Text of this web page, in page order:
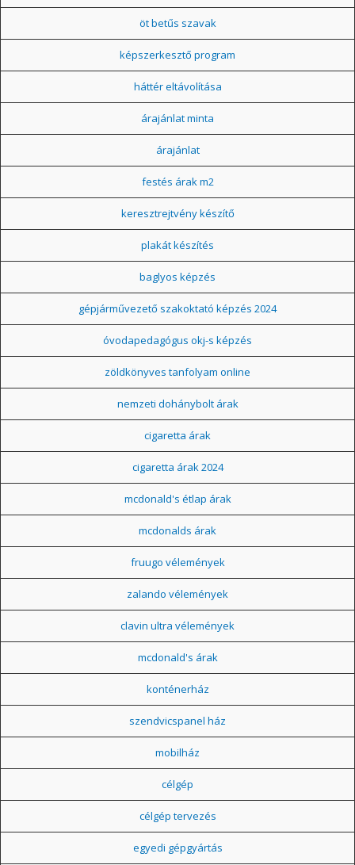
öt betűs szavak
képszerkesztő program
háttér eltávolítása
árajánlat minta
árajánlat
festés árak m2
keresztrejtvény készítő
plakát készítés
baglyos képzés
gépjárművezető szakoktató képzés 2024
óvodapedagógus okj-s képzés
zöldkönyves tanfolyam online
nemzeti dohánybolt árak
cigaretta árak
cigaretta árak 2024
mcdonald's étlap árak
mcdonalds árak
fruugo vélemények
zalando vélemények
clavin ultra vélemények
mcdonald's árak
konténerház
szendvicspanel ház
mobilház
célgép
célgép tervezés
egyedi gépgyártás